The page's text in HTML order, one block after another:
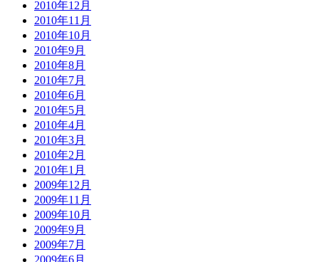
2010年12月
2010年11月
2010年10月
2010年9月
2010年8月
2010年7月
2010年6月
2010年5月
2010年4月
2010年3月
2010年2月
2010年1月
2009年12月
2009年11月
2009年10月
2009年9月
2009年7月
2009年6月